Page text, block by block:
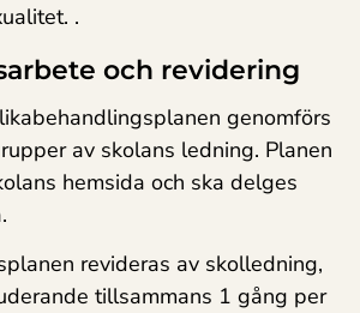
.
och revidering
genomförs
av skolans ledning. Planen
hemsida och ska delges
revideras av skolledning,
tillsammans 1 gång per